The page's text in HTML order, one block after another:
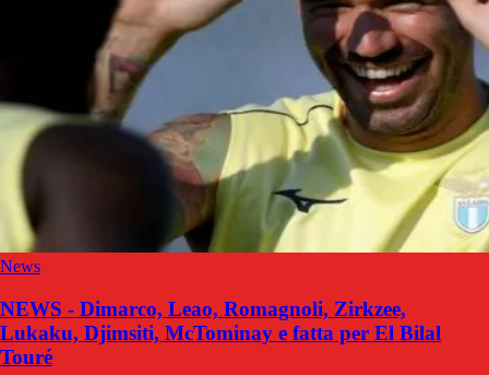
News
NEWS - Dimarco, Leao, Romagnoli, Zirkzee,
Lukaku, Djimsiti, McTominay e fatta per El Bilal
Touré